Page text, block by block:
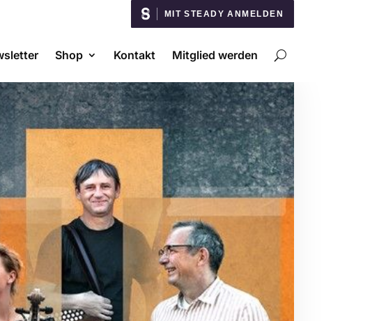
MIT STEADY ANMELDEN
Shop Kontakt Mitglied werden